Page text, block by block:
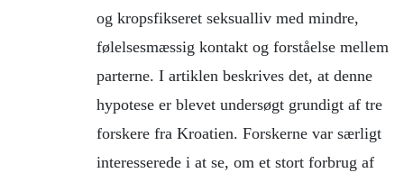
og kropsfikseret seksualliv med mindre,
følelsesmæssig kontakt og forståelse mellem
parterne. I artiklen beskrives det, at denne
hypotese er blevet undersøgt grundigt af tre
forskere fra Kroatien. Forskerne var særligt
interesserede i at se, om et stort forbrug af